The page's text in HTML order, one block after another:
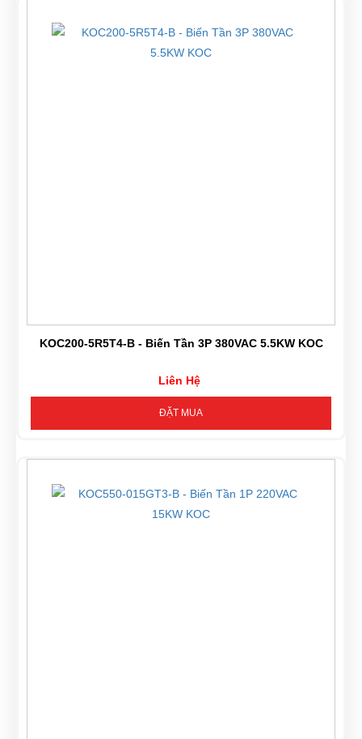
KOC200-5R5T4-B - Biến Tần 3P 380VAC 5.5KW KOC
Liên Hệ
ĐẶT MUA